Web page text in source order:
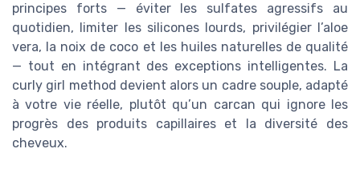
principes forts — éviter les sulfates agressifs au
quotidien, limiter les silicones lourds, privilégier l’aloe
vera, la noix de coco et les huiles naturelles de qualité
— tout en intégrant des exceptions intelligentes. La
curly girl method devient alors un cadre souple, adapté
à votre vie réelle, plutôt qu’un carcan qui ignore les
progrès des produits capillaires et la diversité des
cheveux.